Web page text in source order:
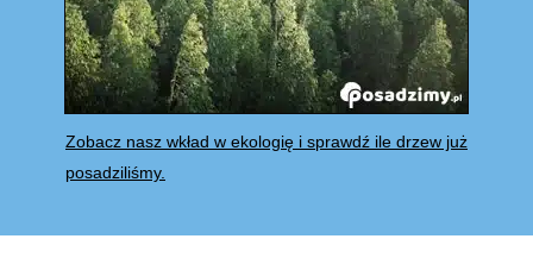
Zobacz nasz wkład w ekologię i sprawdź ile drzew już
posadziliśmy.